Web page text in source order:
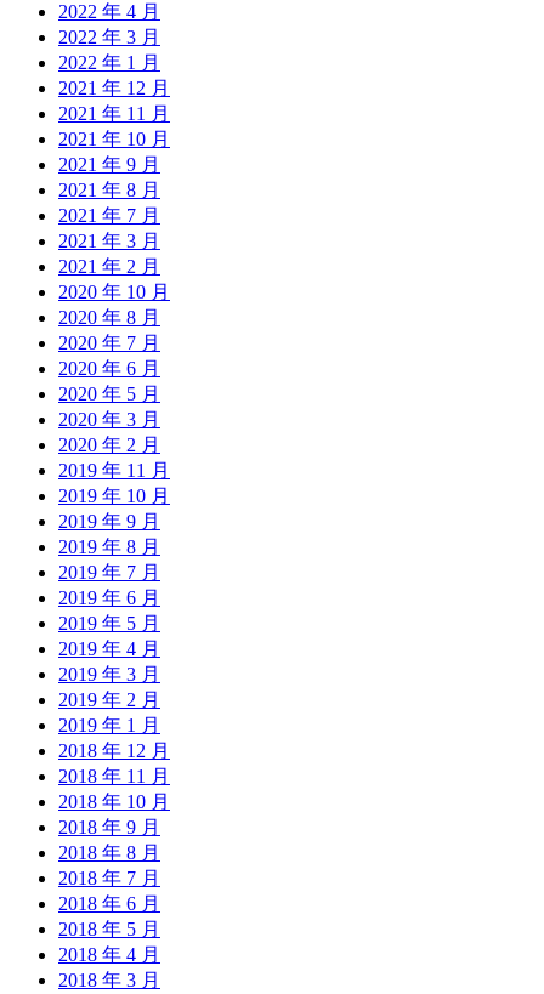
2022 年 4 月
2022 年 3 月
2022 年 1 月
2021 年 12 月
2021 年 11 月
2021 年 10 月
2021 年 9 月
2021 年 8 月
2021 年 7 月
2021 年 3 月
2021 年 2 月
2020 年 10 月
2020 年 8 月
2020 年 7 月
2020 年 6 月
2020 年 5 月
2020 年 3 月
2020 年 2 月
2019 年 11 月
2019 年 10 月
2019 年 9 月
2019 年 8 月
2019 年 7 月
2019 年 6 月
2019 年 5 月
2019 年 4 月
2019 年 3 月
2019 年 2 月
2019 年 1 月
2018 年 12 月
2018 年 11 月
2018 年 10 月
2018 年 9 月
2018 年 8 月
2018 年 7 月
2018 年 6 月
2018 年 5 月
2018 年 4 月
2018 年 3 月